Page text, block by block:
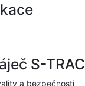
S-
a bezpečnosti